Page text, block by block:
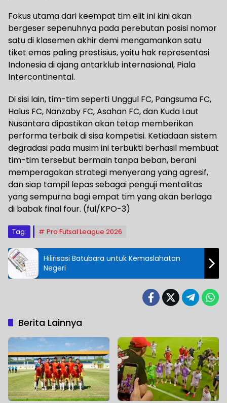
Fokus utama dari keempat tim elit ini kini akan
bergeser sepenuhnya pada perebutan posisi nomor
satu di klasemen akhir demi mengamankan satu
tiket emas paling prestisius, yaitu hak representasi
Indonesia di ajang antarklub internasional, Piala
Intercontinental.
​Di sisi lain, tim-tim seperti Unggul FC, Pangsuma FC,
Halus FC, Nanzaby FC, Asahan FC, dan Kuda Laut
Nusantara dipastikan akan tetap memberikan
performa terbaik di sisa kompetisi. Ketiadaan sistem
degradasi pada musim ini terbukti berhasil membuat
tim-tim tersebut bermain tanpa beban, berani
memperagakan strategi menyerang yang agresif,
dan siap tampil lepas sebagai penguji mentalitas
yang sempurna bagi empat tim yang akan berlaga
di babak final four. (ful/KPO-3)
Tag: Pro Futsal League 2026
Hilirisasi Batubara untuk Kemaslahatan
Negeri
Berita Lainnya